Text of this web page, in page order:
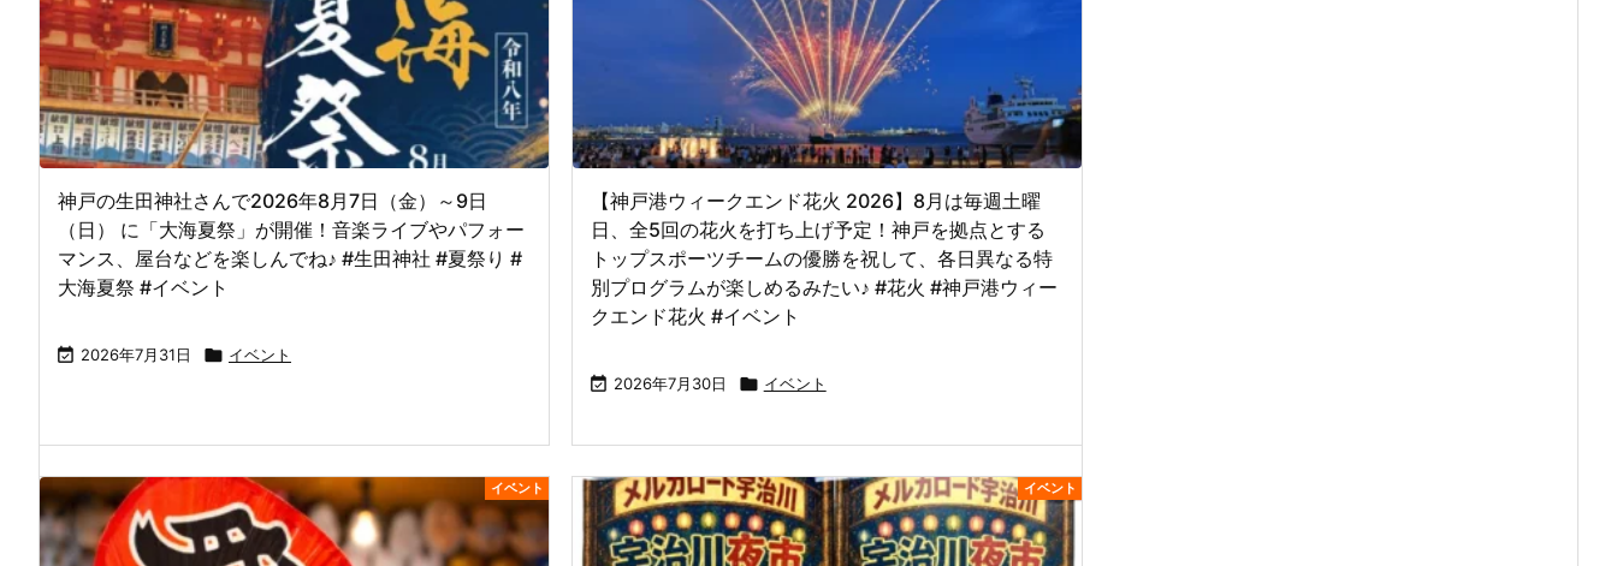
神戸の生田神社さんで2026年8月7日（金）～9日
（日） に「大海夏祭」が開催！音楽ライブやパフォー
マンス、屋台などを楽しんでね♪ #生田神社 #夏祭り #
大海夏祭 #イベント
 2026年7月31日  イベント
【神戸港ウィークエンド花火 2026】8月は毎週土曜
日、全5回の花火を打ち上げ予定！神戸を拠点とする
トップスポーツチームの優勝を祝して、各日異なる特
別プログラムが楽しめるみたい♪ #花火 #神戸港ウィー
クエンド花火 #イベント
 2026年7月30日  イベント
イベント イベント